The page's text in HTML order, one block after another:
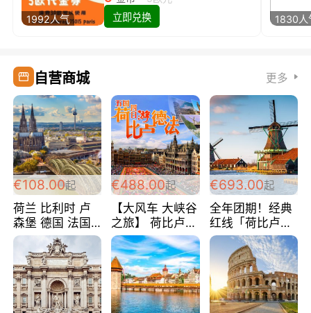
1992人气
立即兑换
1830人
自营商城 更多
€108.00起
荷兰 比利时 卢
森堡 德国 法国
超爽玩遍西欧 循
环线 全程四星宾
馆 108欧/人/天
€488.00起
【大风车 大峡谷
之旅】 荷比卢德
法 巴黎上下 经
典五国四日游
488欧/人
€693.00起
全年团期！经典
红线「荷比卢德
法」七天循环 五
国 仅售99欧/人/
天！巴黎上下！
包拼房~